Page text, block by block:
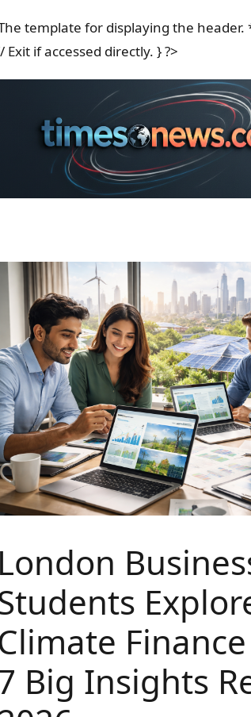
template for displaying the header.
Exit if accessed directly. } ?>
content
London
Big Insights